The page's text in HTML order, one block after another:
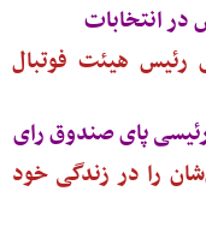
در انتخابات
رئیس هیئت فوتبال
پای صندوق رای
را در زندگی خود